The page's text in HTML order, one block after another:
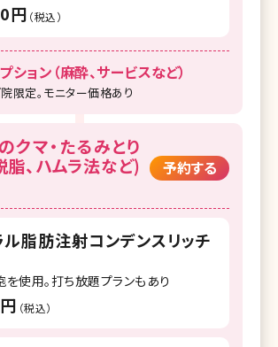
円 （税込）
ション（麻酔、サービスなど）
限定。モニター価格あり
クマ・たるみとり
、ハムラ法など)
予約する
ル脂肪注射コンデンスリッチ
使用。打ち放題プランもあり
（税込）